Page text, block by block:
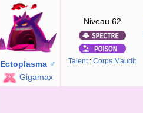
Ectoplasma ♂
Gigamax
Niveau 62
Talent : Corps Maudit